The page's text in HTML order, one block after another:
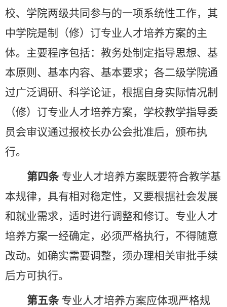
校、学院两级共同参与的一项系统性工作，其
中学院是制（修）订专业人才培养方案的主
体。主要程序包括：教务处制定指导思想、基
本原则、基本内容、基本要求；各二级学院通
过广泛调研、科学论证，根据自身实际情况制
（修）订专业人才培养方案，学校教学指导委
员会审议通过报校长办公会批准后，颁布执
行。
第四条 专业人才培养方案既要符合教学基
本规律，具有相对稳定性，又要根据社会发展
和就业需求，适时进行调整和修订。专业人才
培养方案一经确定，必须严格执行，不得随意
改动。如确实需要调整，须办理相关审批手续
后方可执行。
第五条 专业人才培养方案应体现严格规